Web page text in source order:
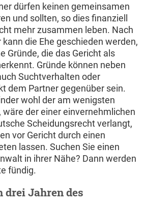
dürfen keinen gemeinsamen
und sollten, so dies finanziell
mehr zusammen leben. Nach
die Ehe geschieden werden,
Gründe, die das Gericht als
Gründe können neben
Suchtverhalten oder
dem Partner gegenüber sein.
wohl der am wenigsten
der einer einvernehmlichen
Scheidungsrecht verlangt,
vor Gericht durch einen
lassen. Suchen Sie einen
in ihrer Nähe? Dann werden
fündig.
drei Jahren des